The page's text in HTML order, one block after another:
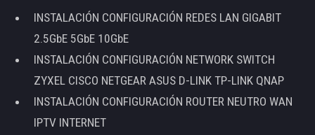
INSTALACIÓN CONFIGURACIÓN REDES LAN GIGABIT
2.5GbE 5GbE 10GbE
INSTALACIÓN CONFIGURACIÓN NETWORK SWITCH
ZYXEL CISCO NETGEAR ASUS D-LINK TP-LINK QNAP
INSTALACIÓN CONFIGURACIÓN ROUTER NEUTRO WAN
IPTV INTERNET